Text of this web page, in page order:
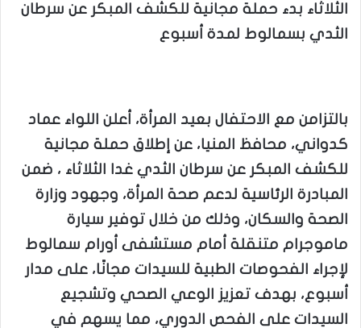
الثلاثاء بدء حملة مجانية للكشف المبكر عن سرطان
الثدي بسمالوط لمدة أسبوع
بالتزامن مع الاحتفال بعيد المرأة، أعلن اللواء عماد
كدواني، محافظ المنيا، عن إطلاق حملة مجانية
للكشف المبكر عن سرطان الثدي غدا الثلاثاء ، ضمن
المبادرة الرئاسية لدعم صحة المرأة، وجهود وزارة
الصحة والسكان، وذلك من خلال توفير سيارة
ماموجرام متنقلة أمام مستشفى أورام سمالوط
لإجراء الفحوصات الطبية للسيدات مجانًا، على مدار
أسبوع، بهدف تعزيز الوعي الصحي وتشجيع
السيدات على الفحص الدوري، مما يسهم في